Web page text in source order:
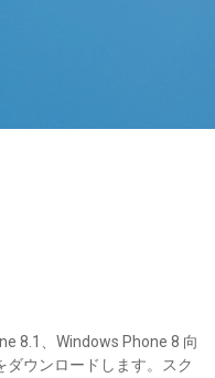
8.1、Windows Phone 8 向
ウンロードします。スク